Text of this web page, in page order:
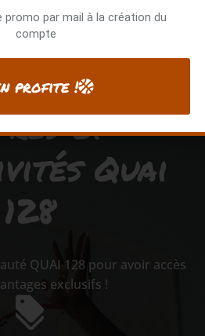
et
Quai
128
QUAI 128 pour avoir accès
exclusifs !
promo par mail à la création du
compte
profite !